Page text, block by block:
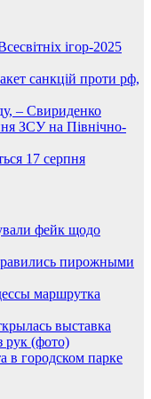
ігор-2025
санкцій проти рф,
– Свириденко
ЗСУ на Північно-
17 серпня
фейк щодо
пирожными
маршрутка
выставка
рук (фото)
в городском парке